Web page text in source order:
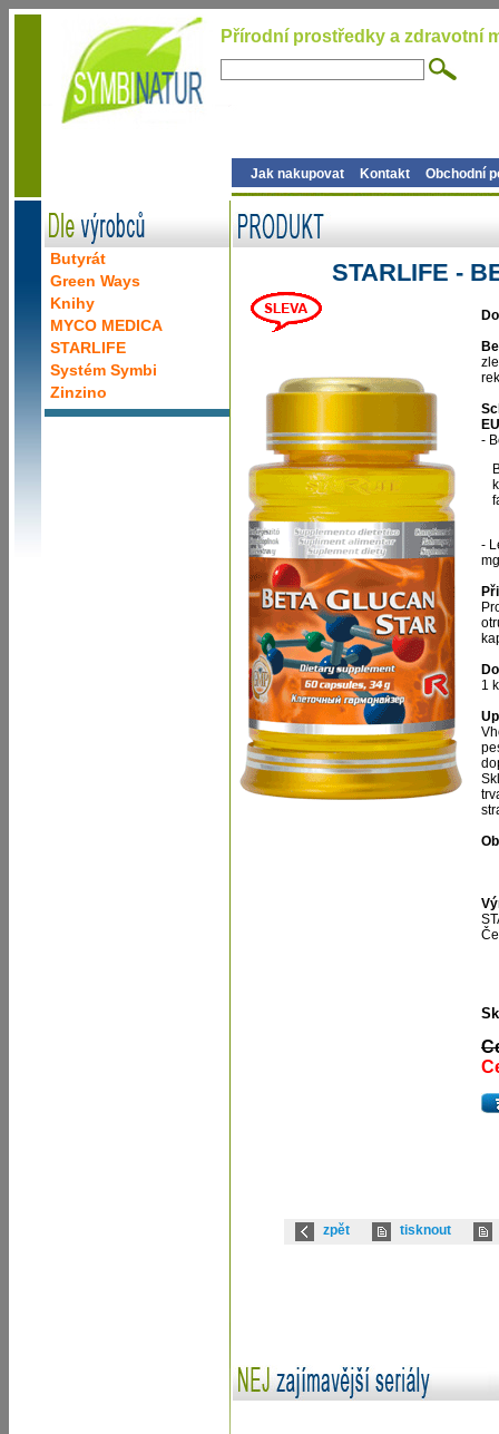
Přírodní prostředky a zdravotní
Jak nakupovat Kontakt Obchodní
STARLIFE -
-
-
mg
1
zpět tisknout
Butyrát
Green Ways
Knihy
MYCO MEDICA
STARLIFE
Systém Symbi
Zinzino